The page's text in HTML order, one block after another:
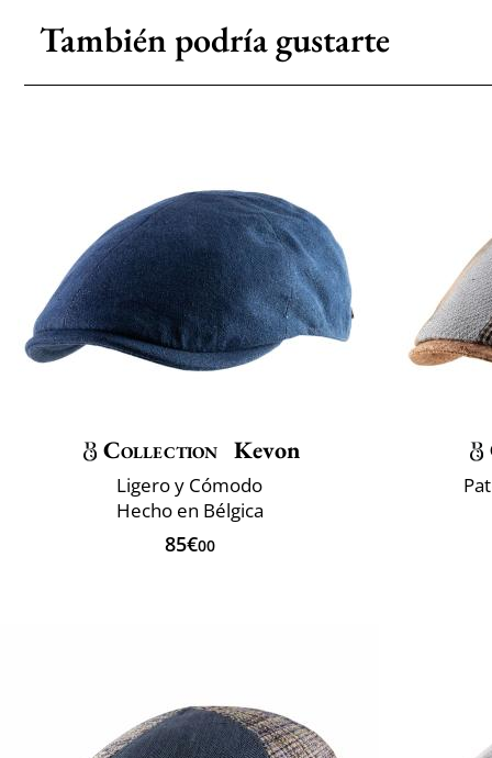
También podría gustarte
Collection Kevon
Ligero y Cómodo
Hecho en Bélgica
85€00